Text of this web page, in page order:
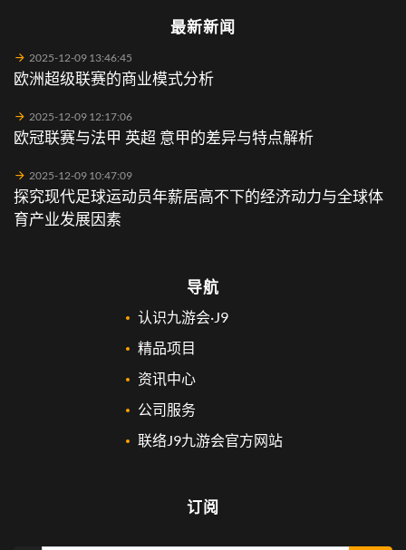
最新新闻
2025-12-09 13:46:45
欧洲超级联赛的商业模式分析
2025-12-09 12:17:06
欧冠联赛与法甲 英超 意甲的差异与特点解析
2025-12-09 10:47:09
探究现代足球运动员年薪居高不下的经济动力与全球体
育产业发展因素
导航
认识九游会·J9
精品项目
资讯中心
公司服务
联络J9九游会官方网站
订阅